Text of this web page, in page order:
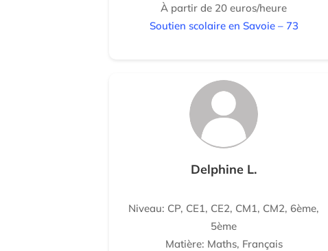
À partir de 20 euros/heure
Soutien scolaire en Savoie – 73
Delphine L.
Niveau: CP, CE1, CE2, CM1, CM2, 6ème,
5ème
Matière: Maths, Français